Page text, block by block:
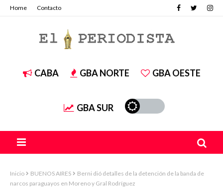
Home Contacto
CABA GBA NORTE GBA OESTE
GBA SUR
Inicio BUENOS AIRES
Berni dió detalles de la detención de la banda de
narcos paraguayos en Moreno y Gral Rodríguez